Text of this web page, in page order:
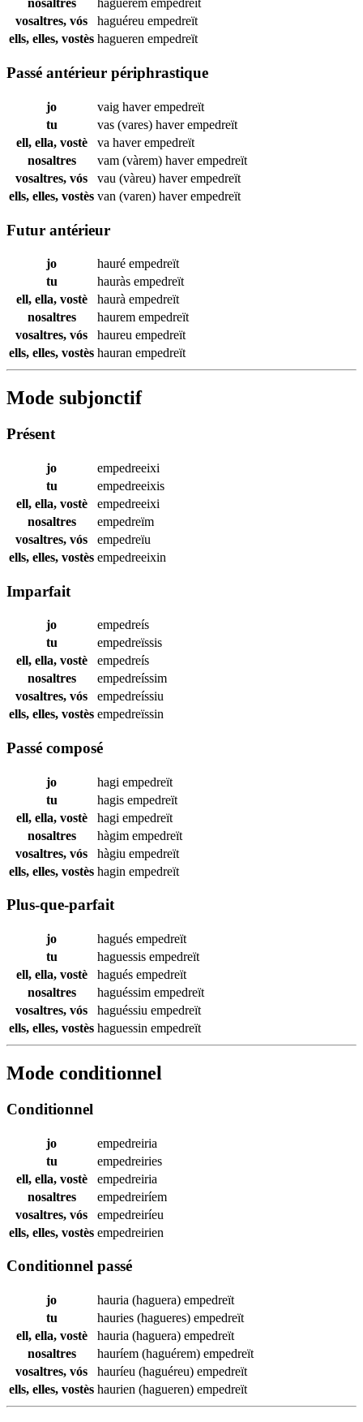
nosaltres haguérem empedreït
vosaltres, vós
haguéreu empedreït
ells, elles, vostès hagueren empedreït
Passé antérieur périphrastique
jo vaig haverempedreït
tu
vas (vares) haverempedreït
ell, ella, vostè
va haverempedreït
nosaltres
vam (vàrem) haverempedreït
vosaltres, vós
vau (vàreu) haverempedreït
ells, elles, vostès van (varen) haverempedreït
Futur antérieur
jo hauré empedreït
tu
hauràs empedreït
ell, ella, vostè
haurà empedreït
nosaltres
haurem empedreït
vosaltres, vós
haureu empedreït
ells, elles, vostès hauran empedreït
Mode subjonctif
Présent
jo
empedreeixi
tu
empedreeixis
ell, ella, vostè
empedreeixi
nosaltres
empedreïm
vosaltres, vós
empedreïu
ells, elles, vostès empedreeixin
Imparfait
jo
empedreís
tu
empedreïssis
ell, ella, vostè
empedreís
nosaltres
empedreíssim
vosaltres, vós
empedreíssiu
ells, elles, vostès empedreïssin
Passé composé
jo hagi empedreït
tu
hagis empedreït
ell, ella, vostè
hagi empedreït
nosaltres
hàgim empedreït
vosaltres, vós
hàgiu empedreït
ells, elles, vostès hagin empedreït
Plus-que-parfait
jo hagués empedreït
tu
haguessis empedreït
ell, ella, vostè
hagués empedreït
nosaltres
haguéssim empedreït
vosaltres, vós
haguéssiu empedreït
ells, elles, vostès haguessin empedreït
Mode conditionnel
Conditionnel
jo
empedreiria
tu
empedreiries
ell, ella, vostè
empedreiria
nosaltres
empedreiríem
vosaltres, vós
empedreiríeu
ells, elles, vostès empedreirien
Conditionnel passé
jo hauria (haguera) empedreït
tu
hauries (hagueres) empedreït
ell, ella, vostè
hauria (haguera) empedreït
nosaltres
hauríem (haguérem) empedreït
vosaltres, vós
hauríeu (haguéreu) empedreït
ells, elles, vostès haurien (hagueren) empedreït